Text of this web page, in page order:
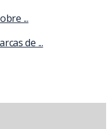
...
de ...